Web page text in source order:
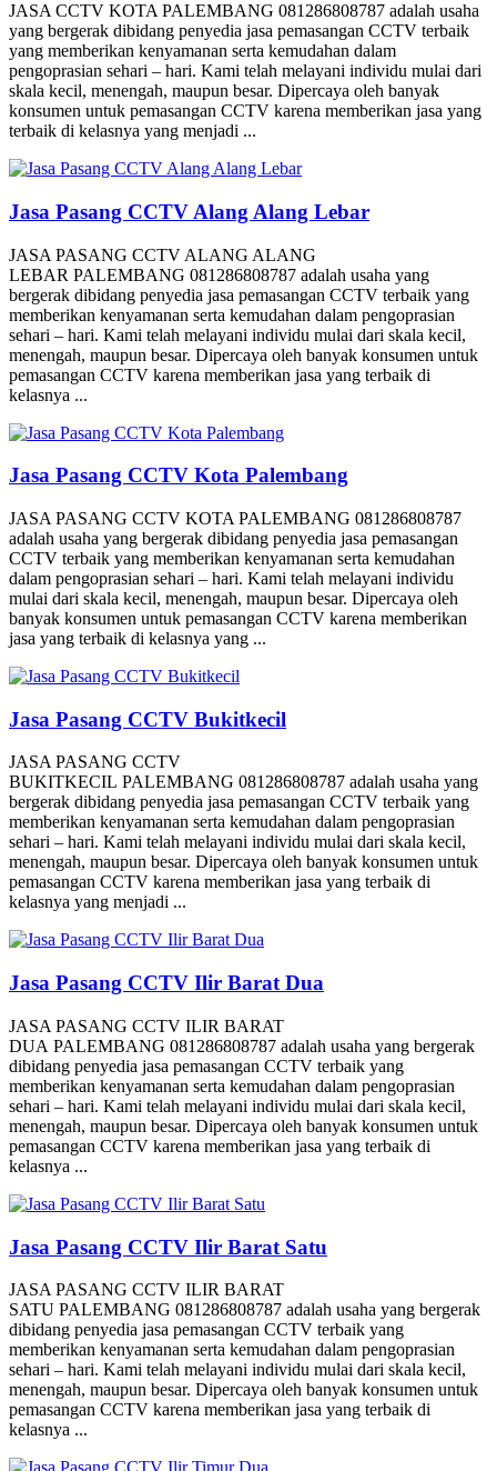
JASA CCTV KOTA PALEMBANG 081286808787 adalah usaha
yang bergerak dibidang penyedia jasa pemasangan CCTV terbaik
yang memberikan kenyamanan serta kemudahan dalam
pengoprasian sehari – hari. Kami telah melayani individu mulai dari
skala kecil, menengah, maupun besar. Dipercaya oleh banyak
konsumen untuk pemasangan CCTV karena memberikan jasa yang
terbaik di kelasnya yang menjadi ...
Jasa Pasang CCTV Alang Alang Lebar
JASA PASANG CCTV ALANG ALANG
LEBAR PALEMBANG 081286808787 adalah usaha yang
bergerak dibidang penyedia jasa pemasangan CCTV terbaik yang
memberikan kenyamanan serta kemudahan dalam pengoprasian
sehari – hari. Kami telah melayani individu mulai dari skala kecil,
menengah, maupun besar. Dipercaya oleh banyak konsumen untuk
pemasangan CCTV karena memberikan jasa yang terbaik di
kelasnya ...
Jasa Pasang CCTV Kota Palembang
JASA PASANG CCTV KOTA PALEMBANG 081286808787
adalah usaha yang bergerak dibidang penyedia jasa pemasangan
CCTV terbaik yang memberikan kenyamanan serta kemudahan
dalam pengoprasian sehari – hari. Kami telah melayani individu
mulai dari skala kecil, menengah, maupun besar. Dipercaya oleh
banyak konsumen untuk pemasangan CCTV karena memberikan
jasa yang terbaik di kelasnya yang ...
Jasa Pasang CCTV Bukitkecil
JASA PASANG CCTV
BUKITKECIL PALEMBANG 081286808787 adalah usaha yang
bergerak dibidang penyedia jasa pemasangan CCTV terbaik yang
memberikan kenyamanan serta kemudahan dalam pengoprasian
sehari – hari. Kami telah melayani individu mulai dari skala kecil,
menengah, maupun besar. Dipercaya oleh banyak konsumen untuk
pemasangan CCTV karena memberikan jasa yang terbaik di
kelasnya yang menjadi ...
Jasa Pasang CCTV Ilir Barat Dua
JASA PASANG CCTV ILIR BARAT
DUA PALEMBANG 081286808787 adalah usaha yang bergerak
dibidang penyedia jasa pemasangan CCTV terbaik yang
memberikan kenyamanan serta kemudahan dalam pengoprasian
sehari – hari. Kami telah melayani individu mulai dari skala kecil,
menengah, maupun besar. Dipercaya oleh banyak konsumen untuk
pemasangan CCTV karena memberikan jasa yang terbaik di
kelasnya ...
Jasa Pasang CCTV Ilir Barat Satu
JASA PASANG CCTV ILIR BARAT
SATU PALEMBANG 081286808787 adalah usaha yang bergerak
dibidang penyedia jasa pemasangan CCTV terbaik yang
memberikan kenyamanan serta kemudahan dalam pengoprasian
sehari – hari. Kami telah melayani individu mulai dari skala kecil,
menengah, maupun besar. Dipercaya oleh banyak konsumen untuk
pemasangan CCTV karena memberikan jasa yang terbaik di
kelasnya ...